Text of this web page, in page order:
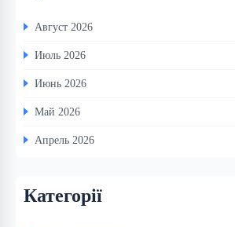
Август 2026
Июль 2026
Июнь 2026
Май 2026
Апрель 2026
Категорії